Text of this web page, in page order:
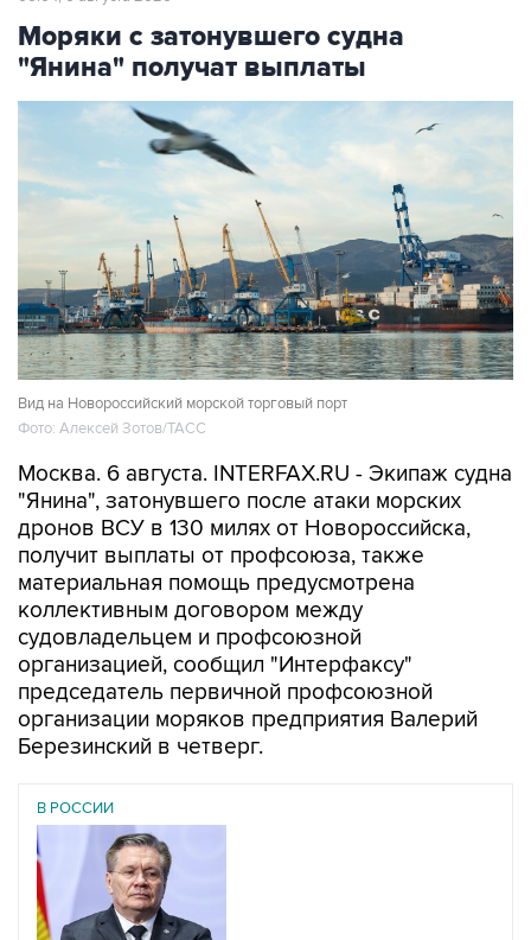
"Янина" получат выплаты
Вид на Новороссийский морской торговый порт
Фото: Алексей Зотов/ТАСС
Москва. 6 августа. INTERFAX.RU - Экипаж судна
дронов ВСУ в 130 милях от Новороссийска,
получит выплаты от профсоюза, также
материальная помощь предусмотрена
коллективным договором между
судовладельцем и профсоюзной
организацией, сообщил "Интерфаксу"
председатель первичной профсоюзной
организации моряков предприятия Валерий
Березинский в четверг.
В РОССИИ
01 августа 2026